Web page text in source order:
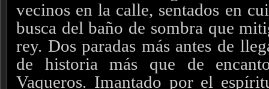
vecinos en la calle, sentados en
busca del baño de sombra que
rey. Dos paradas más antes de
de historia más que de
Vaqueros. Imantado por el